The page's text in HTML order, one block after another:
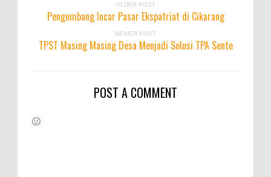
OLDER POST
Pengembang Incar Pasar Ekspatriat di Cikarang
NEWER POST
TPST Masing Masing Desa Menjadi Solusi TPA Sente
POST A COMMENT